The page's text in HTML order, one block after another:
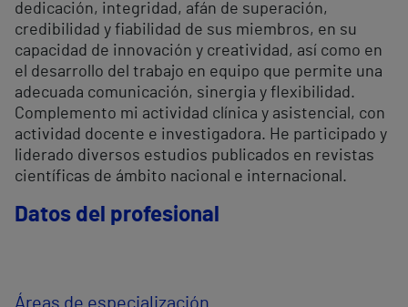
dedicación, integridad, afán de superación,
credibilidad y fiabilidad de sus miembros, en su
capacidad de innovación y creatividad, así como en
el desarrollo del trabajo en equipo que permite una
adecuada comunicación, sinergia y flexibilidad.
Complemento mi actividad clínica y asistencial, con
actividad docente e investigadora. He participado y
liderado diversos estudios publicados en revistas
científicas de ámbito nacional e internacional.
Datos del profesional